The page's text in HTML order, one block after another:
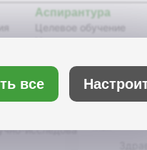
Аспирантура
Целевое обучение
Новости аспирантуры
Портфолио
Расписание
Учебно-методическое
обеспечение
исследовательский
все